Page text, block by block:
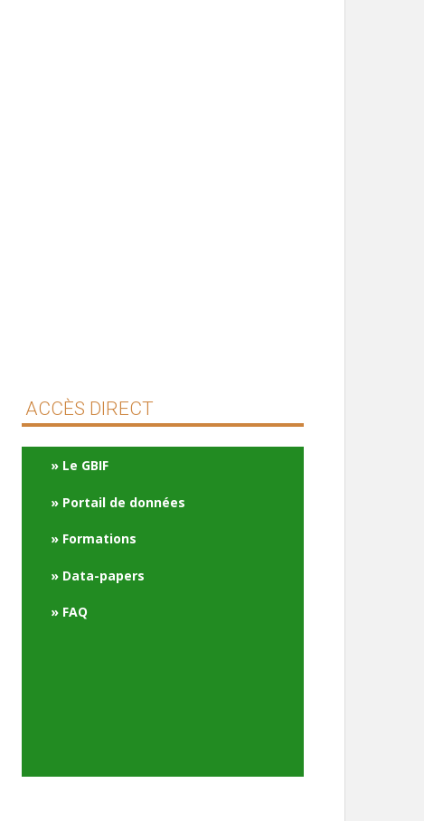
ACCÈS DIRECT
Le GBIF
Portail de données
Formations
Data-papers
FAQ